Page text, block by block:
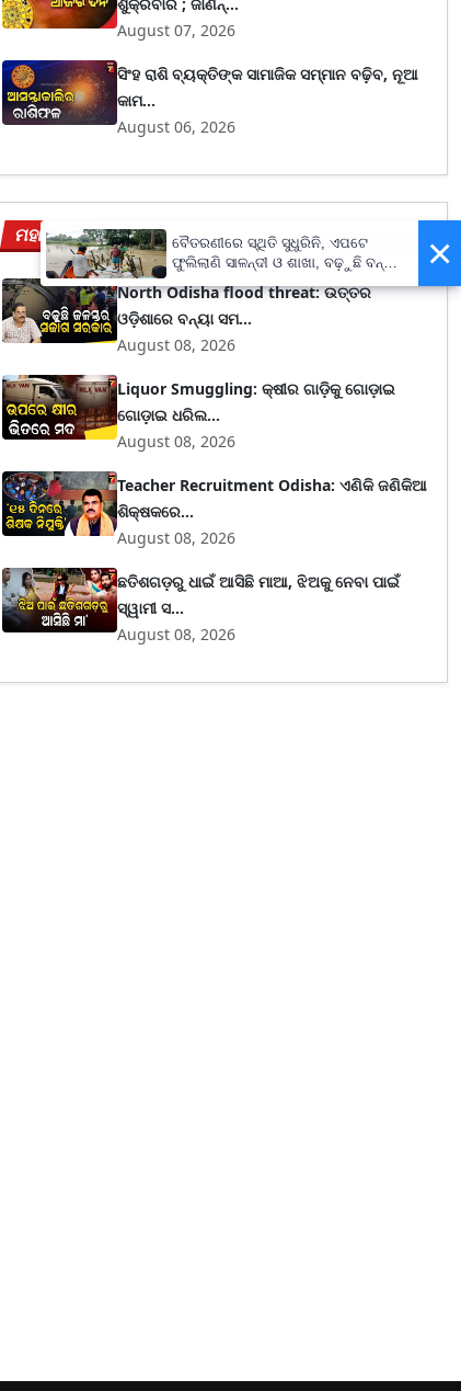
August 07, 2026
ସିଂହ ରାଶି ବ୍ୟକ୍ତିଙ୍କ ସାମାଜିକ ସମ୍ମାନ ବଢ଼ିବ, ନୂଆ
କାମ...
August 06, 2026
ମହାନଗର View More
North Odisha flood threat: ଉତ୍ତର
ଓଡ଼ିଶାରେ ବନ୍ୟା ସମ...
August 08, 2026
Liquor Smuggling: କ୍ଷୀର ଗାଡ଼ିକୁ ଗୋଡ଼ାଇ
ଗୋଡ଼ାଇ ଧରିଲ...
August 08, 2026
Teacher Recruitment Odisha: ଏଣିକି ଜଣିକିଆ
ଶିକ୍ଷକରେ...
August 08, 2026
ଛତିଶଗଡ଼ରୁ ଧାଇଁ ଆସିଛି ମାଆ, ଝିଅକୁ ନେବା ପାଇଁ
ସ୍ୱାମୀ ସ...
August 08, 2026
×
ବୈତରଣୀରେ ସ୍ଥିତି ସୁଧୁରିନି, ଏପଟେ
ଫୁଲିଲାଣି ସାଳନ୍ଦୀ ଓ ଶାଖା, ବଢ଼ୁଛି ବନ୍ୟା
ଭୟ